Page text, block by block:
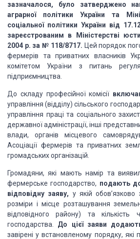
зазначалося, було затверджено
аграрної політики України та
соціальної політики України від
зареєстрованим в Міністерстві
2004 р. за № 118/8717. Цей порядок
фермерів та приватних власників
комітетом України з питань
підприємництва.
До складу професійної комісії
управління (відділу) сільського
управління праці та соціального
державної адміністрації, інші
влади, органів місцевого
Асоціації фермерів та приватних
громадських організацій.
Громадяни, які мають намір та
фермерське господарство, подають до
відповідну заяву, у якій
розміри і місце розташування
відповідного району) та кількість
господарства. До цієї заяви
завірені у встановленому порядку, які